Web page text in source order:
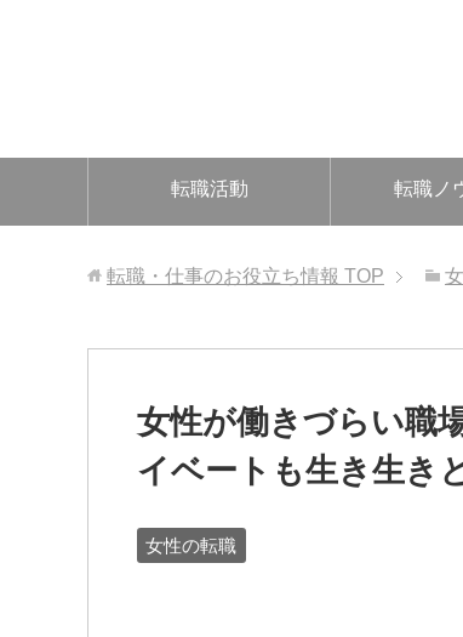
転職活動 転職ノ
転職・仕事のお役立ち情報 TOP
女性が働きづらい職
イベートも生き生き
女性の転職